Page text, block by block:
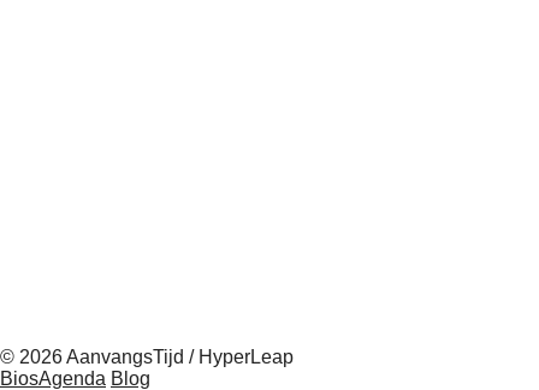
© 2026 AanvangsTijd / HyperLeap
BiosAgenda Blog